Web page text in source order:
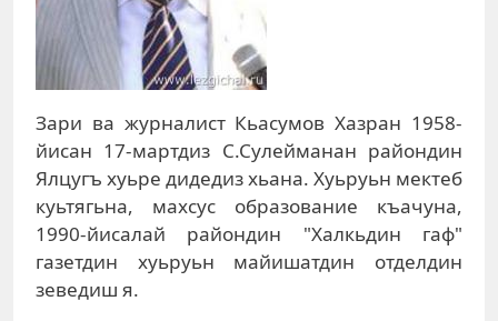
Зари ва журналист Кьасумов Хазран 1958-
йисан 17-мартдиз С.Сулейманан райондин
Ялцугъ хуьре дидедиз хьана. Хуьруьн мектеб
куьтягьна, махсус образование къачуна,
1990-йисалай райондин "Халкьдин гаф"
газетдин хуьруьн майишатдин отделдин
зеведиш я.